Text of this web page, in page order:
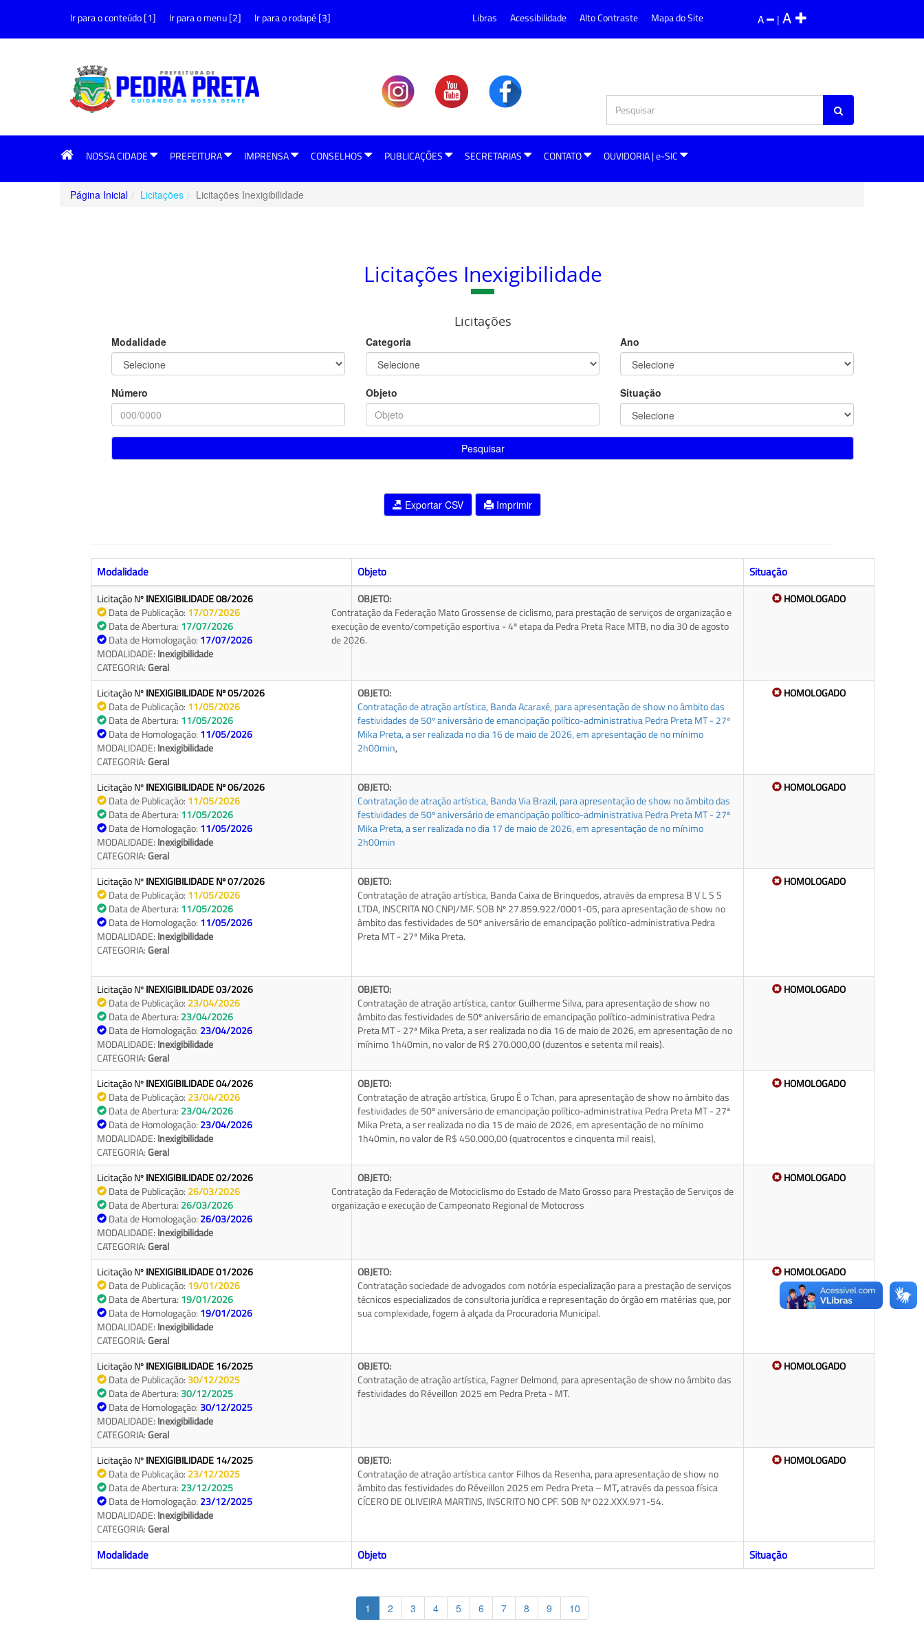
Ir para o conteúdo [1] Ir para o menu [2] Ir para o rodapé [3] A | A
Libras Acessibilidade Alto Contraste Mapa do Site
NOSSA CIDADE PREFEITURA IMPRENSA CONSELHOS PUBLICAÇÕES SECRETARIAS CONTATO OUVIDORIA | e-SIC
Página Inicial Licitações Licitações Inexigibilidade
Licitações Inexigibilidade
Licitações
Modalidade Categoria Ano
Número Objeto Situação
Pesquisar
Exportar CSV Imprimir
Modalidade Objeto Situação
Modalidade Objeto Situação
Licitação NºINEXIGIBILIDADE 08/2026
Data de Publicação: 17/07/2026
Data de Abertura: 17/07/2026
Data de Homologação: 17/07/2026
MODALIDADE: Inexigibilidade
CATEGORIA:Geral
OBJETO:
Contratação da Federação Mato Grossense de ciclismo, para prestação de serviços de organização e
execução de evento/competição esportiva - 4ª etapa da Pedra Preta Race MTB, no dia 30 de agosto
de 2026.
HOMOLOGADO
Licitação NºINEXIGIBILIDADE Nº 05/2026
Data de Publicação: 11/05/2026
Data de Abertura: 11/05/2026
Data de Homologação: 11/05/2026
MODALIDADE: Inexigibilidade
CATEGORIA:Geral
OBJETO:
Contratação de atração artística, Banda Acaraxé, para apresentação de show no âmbito das
festividades de 50º aniversário de emancipação político-administrativa Pedra Preta MT - 27ª
Mika Preta, a ser realizada no dia 16 de maio de 2026, em apresentação de no mínimo
2h00min,
HOMOLOGADO
Licitação NºINEXIGIBILIDADE Nº 06/2026
Data de Publicação: 11/05/2026
Data de Abertura: 11/05/2026
Data de Homologação: 11/05/2026
MODALIDADE: Inexigibilidade
CATEGORIA:Geral
OBJETO:
Contratação de atração artística, Banda Via Brazil, para apresentação de show no âmbito das
festividades de 50º aniversário de emancipação político-administrativa Pedra Preta MT - 27ª
Mika Preta, a ser realizada no dia 17 de maio de 2026, em apresentação de no mínimo
2h00min
HOMOLOGADO
Licitação NºINEXIGIBILIDADE Nº 07/2026
Data de Publicação: 11/05/2026
Data de Abertura: 11/05/2026
Data de Homologação: 11/05/2026
MODALIDADE: Inexigibilidade
CATEGORIA:Geral
OBJETO:
Contratação de atração artística, Banda Caixa de Brinquedos, através da empresa B V L S S
LTDA, INSCRITA NO CNPJ/MF. SOB Nº 27.859.922/0001-05, para apresentação de show no
âmbito das festividades de 50º aniversário de emancipação político-administrativa Pedra
Preta MT - 27ª Mika Preta.
HOMOLOGADO
Licitação NºINEXIGIBILIDADE 03/2026
Data de Publicação: 23/04/2026
Data de Abertura: 23/04/2026
Data de Homologação: 23/04/2026
MODALIDADE: Inexigibilidade
CATEGORIA:Geral
OBJETO:
Contratação de atração artística, cantor Guilherme Silva, para apresentação de show no
âmbito das festividades de 50º aniversário de emancipação político-administrativa Pedra
Preta MT - 27ª Mika Preta, a ser realizada no dia 16 de maio de 2026, em apresentação de no
mínimo 1h40min, no valor de R$ 270.000,00 (duzentos e setenta mil reais).
HOMOLOGADO
Licitação NºINEXIGIBILIDADE 04/2026
Data de Publicação: 23/04/2026
Data de Abertura: 23/04/2026
Data de Homologação: 23/04/2026
MODALIDADE: Inexigibilidade
CATEGORIA:Geral
OBJETO:
Contratação de atração artística, Grupo É o Tchan, para apresentação de show no âmbito das
festividades de 50º aniversário de emancipação político-administrativa Pedra Preta MT - 27ª
Mika Preta, a ser realizada no dia 15 de maio de 2026, em apresentação de no mínimo
1h40min, no valor de R$ 450.000,00 (quatrocentos e cinquenta mil reais),
HOMOLOGADO
Licitação NºINEXIGIBILIDADE 02/2026
Data de Publicação: 26/03/2026
Data de Abertura: 26/03/2026
Data de Homologação: 26/03/2026
MODALIDADE: Inexigibilidade
CATEGORIA:Geral
OBJETO:
Contratação da Federação de Motociclismo do Estado de Mato Grosso para Prestação de Serviços de
organização e execução de Campeonato Regional de Motocross
HOMOLOGADO
Licitação NºINEXIGIBILIDADE 01/2026
Data de Publicação: 19/01/2026
Data de Abertura: 19/01/2026
Data de Homologação: 19/01/2026
MODALIDADE: Inexigibilidade
CATEGORIA:Geral
OBJETO:
Contratação sociedade de advogados com notória especialização para a prestação de serviços
técnicos especializados de consultoria jurídica e representação do órgão em matérias que, por
sua complexidade, fogem à alçada da Procuradoria Municipal.
HOMOLOGADO
Licitação NºINEXIGIBILIDADE 16/2025
Data de Publicação: 30/12/2025
Data de Abertura: 30/12/2025
Data de Homologação: 30/12/2025
MODALIDADE: Inexigibilidade
CATEGORIA:Geral
OBJETO:
Contratação de atração artística, Fagner Delmond, para apresentação de show no âmbito das
festividades do Réveillon 2025 em Pedra Preta - MT.
HOMOLOGADO
Licitação NºINEXIGIBILIDADE 14/2025
Data de Publicação: 23/12/2025
Data de Abertura: 23/12/2025
Data de Homologação: 23/12/2025
MODALIDADE: Inexigibilidade
CATEGORIA:Geral
OBJETO:
Contratação de atração artística cantor Filhos da Resenha, para apresentação de show no
âmbito das festividades do Réveillon 2025 em Pedra Preta – MT,através da pessoa física
CÍCERO DE OLIVEIRA MARTINS, INSCRITO NO CPF. SOB Nº 022.XXX.971-54.
HOMOLOGADO
1 2 3 4 5 6 7 8 9 10